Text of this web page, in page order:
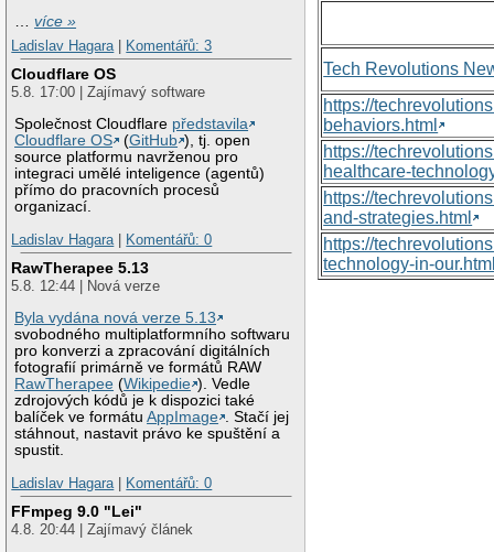
…více »
Ladislav Hagara
Komentářů: 3
Cloudflare OS
5.8. 17:00 | Zajímavý software
Společnost Cloudflare představila
Cloudflare OS
(GitHub ), tj. open
source platformu navrženou pro
integraci umělé inteligence (agentů)
přímo do pracovních procesů
organizací.
Ladislav Hagara
Komentářů: 0
RawTherapee 5.13
5.8. 12:44 | Nová verze
Byla vydána nová verze 5.13
svobodného multiplatformního softwaru
pro konverzi a zpracování digitálních
fotografií primárně ve formátů RAW
RawTherapee (Wikipedie ). Vedle
zdrojových kódů je k dispozici také
balíček ve formátuAppImage . Stačí jej
stáhnout, nastavit právo ke spuštění a
spustit.
Ladislav Hagara
Komentářů: 0
FFmpeg 9.0 "Lei"
4.8. 20:44 | Zajímavý článek
Tech Revolutions
https://
behaviors.html
https://
healthcare-
https://
and-strategies.html
https://
technology-in-